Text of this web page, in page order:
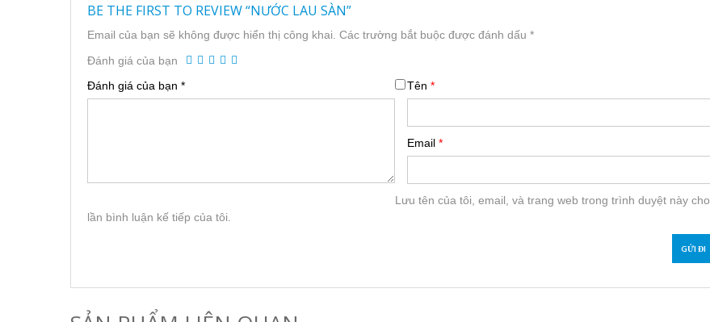
BE THE FIRST TO REVIEW “NƯỚC LAU SÀN”
Email của bạn sẽ không được hiển thị công khai. Các trường bắt buộc được đánh dấu *
Đánh giá của bạn
Đánh giá của bạn * Tên*
Email*
Lưu tên của tôi, email, và trang web trong trình duyệt này cho
lần bình luận kế tiếp của tôi.